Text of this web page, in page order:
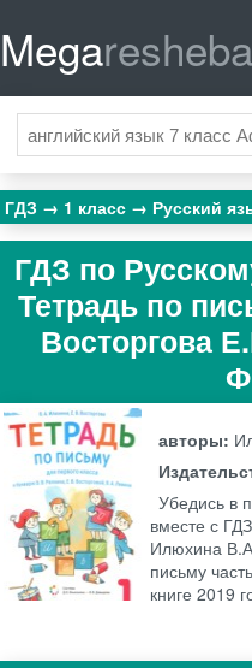
Megaresheba
ГДЗ 1 класс Русский
ГДЗ по
Тетрадь по
Восторгова
авторы:
Убедись в
вместе с
Илюхина
письму
книге 2019